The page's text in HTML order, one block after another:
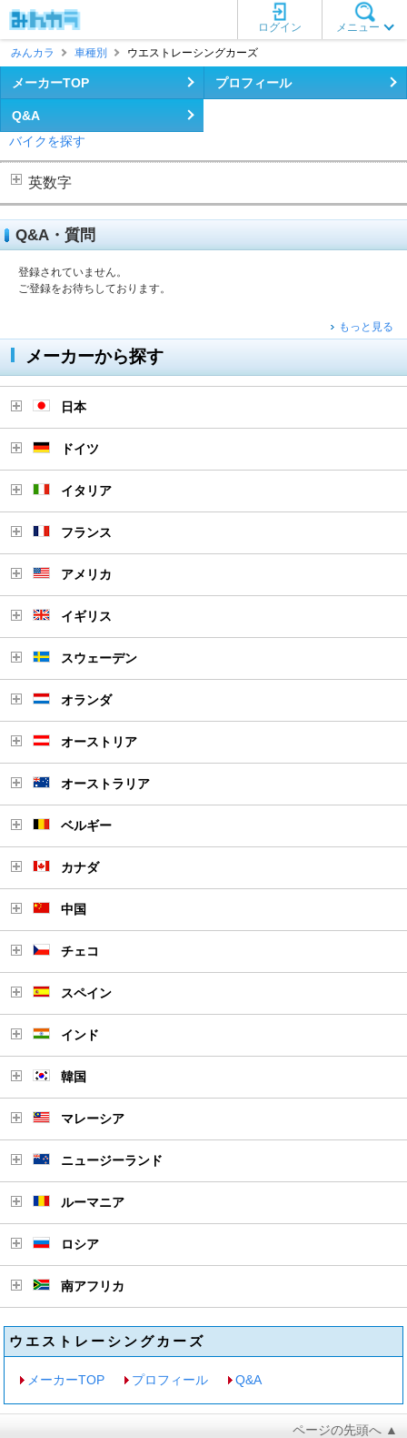
メニュー
ログイン
みんカラ
車種別 ウエストレーシングカーズ
メーカーTOP プロフィール
Q&A
バイクを探す
英数字
Q&A・質問
登録されていません。
ご登録をお待ちしております。
もっと見る
メーカーから探す
日本
ドイツ
イタリア
フランス
アメリカ
イギリス
スウェーデン
オランダ
オーストリア
オーストラリア
ベルギー
カナダ
中国
チェコ
スペイン
インド
韓国
マレーシア
ニュージーランド
ルーマニア
ロシア
南アフリカ
ウエストレーシングカーズ
メーカーTOP プロフィール Q&A
ページの先頭へ ▲